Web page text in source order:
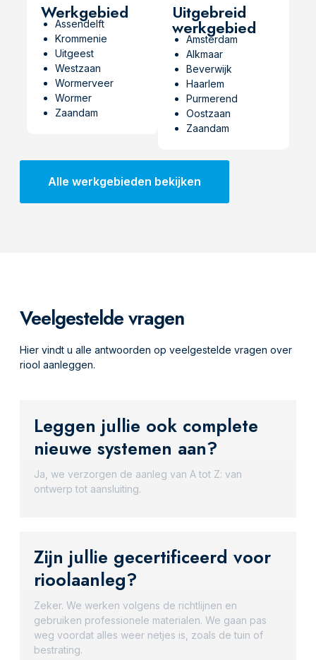
Werkgebied
Assendelft
Krommenie
Uitgeest
Westzaan
Wormerveer
Wormer
Zaandam
Uitgebreid
werkgebied
Amsterdam
Alkmaar
Beverwijk
Haarlem
Purmerend
Oostzaan
Zaandam
Alle werkgebieden bekijken
Veelgestelde vragen
Hier vindt u alle antwoorden op veelgestelde vragen over
riool aanleggen.
Leggen jullie ook complete
nieuwe systemen aan?
Ja, we verzorgen de aanleg van A tot Z: van
ontwerp tot aansluiting.
Zijn jullie gecertificeerd voor
rioolaanleg?
Zeker. We werken volgens de richtlijnen en
gebruiken professionele materialen. We gaan pas
weg voordat alles weer netjes is, zoals de tuin of
bestrating.